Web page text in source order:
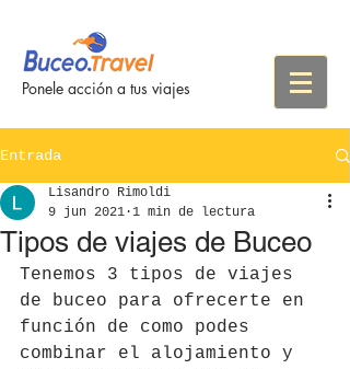
Ponele acción a tus viajes
Entrada
Tipos de viajes de Buceo
Lisandro Rimoldi
9 jun 2021 1 min de lectura
Tenemos 3 tipos de viajes
de buceo para ofrecerte en
función de como podes
combinar el alojamiento y